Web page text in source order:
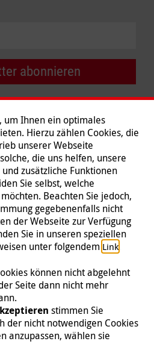
abonnieren
| Kontakt | Presse
um Ihnen ein optimales
Hierzu zählen Cookies, die
unserer Webseite
die uns helfen, unsere
zusätzliche Funktionen
Sie selbst, welche
Beachten Sie jedoch,
gegebenenfalls nicht
der Webseite zur Verfügung
Sie in unseren speziellen
unter folgendem Link.
können nicht abgelehnt
Seite dann nicht mehr
stimmen Sie
der nicht notwendigen Cookies
anzupassen, wählen sie